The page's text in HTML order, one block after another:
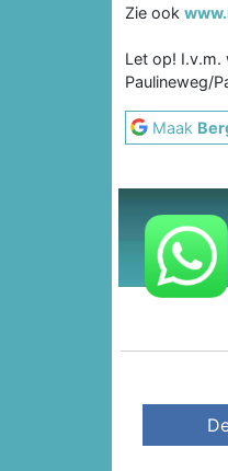
Zie ook
Let op! I.v.m.
Paulineweg/
Maak